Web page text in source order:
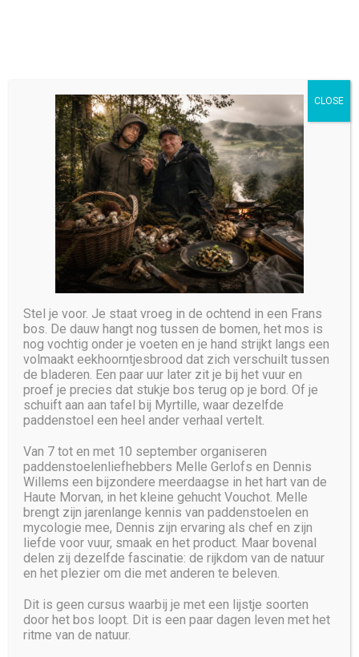
Portfolio Masonry 2
HOME PORTFOLIO MASONRY 2
Always Great
Restaurant Gallery
ALL FOOD RECIPES RESTAURANT
Stel je voor. Je staat vroeg in de ochtend in een Frans
bos. De dauw hangt nog tussen de bomen, het mos is
nog vochtig onder je voeten en je hand strijkt langs een
volmaakt eekhoorntjesbrood dat zich verschuilt tussen
de bladeren. Een paar uur later zit je bij het vuur en
proef je precies dat stukje bos terug op je bord. Of je
schuift aan aan tafel bij Myrtille, waar dezelfde
paddenstoel een heel ander verhaal vertelt.
Van 7 tot en met 10 september organiseren
paddenstoelenliefhebbers Melle Gerlofs en Dennis
Willems een bijzondere meerdaagse in het hart van de
Haute Morvan, in het kleine gehucht Vouchot. Melle
brengt zijn jarenlange kennis van paddenstoelen en
mycologie mee, Dennis zijn ervaring als chef en zijn
liefde voor vuur, smaak en het product. Maar bovenal
delen zij dezelfde fascinatie: de rijkdom van de natuur
en het plezier om die met anderen te beleven.
Dit is geen cursus waarbij je met een lijstje soorten
door het bos loopt. Dit is een paar dagen leven met het
ritme van de natuur.
CLOSE